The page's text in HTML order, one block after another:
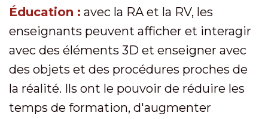
Éducation : avec la RA et la RV, les
enseignants peuvent afficher et interagir
avec des éléments 3D et enseigner avec
des objets et des procédures proches de
la réalité. Ils ont le pouvoir de réduire les
temps de formation, d'augmenter